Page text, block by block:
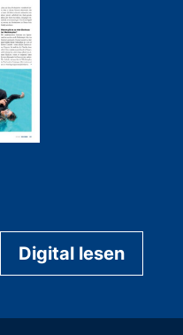
Digital lesen